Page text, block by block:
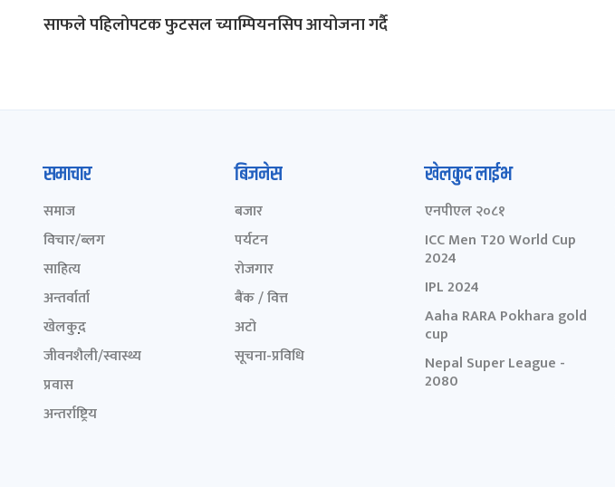
साफले पहिलोपटक फुटसल च्याम्पियनसिप आयोजना गर्दै
समाचार
समाज
विचार/ब्लग
साहित्य
अन्तर्वार्ता
खेलकुद़़
जीवनशैली/स्वास्थ्य
प्रवास
अन्तर्राष्ट्रिय
बिजनेस
बजार
पर्यटन
रोजगार
बैंक / वित्त
अटो
सूचना-प्रविधि
खेलकुद लाईभ
एनपीएल २०८१
ICC Men T20 World Cup
2024
IPL 2024
Aaha RARA Pokhara gold
cup
Nepal Super League -
2080